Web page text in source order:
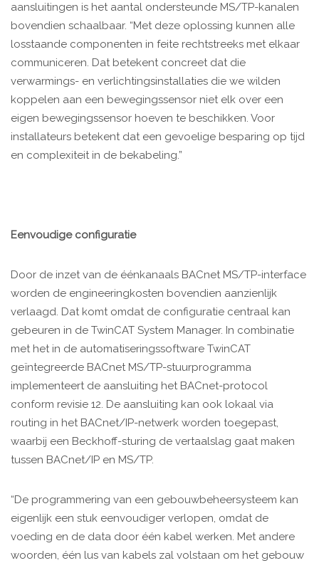
aansluitingen is het aantal ondersteunde MS/TP-kanalen
bovendien schaalbaar. “Met deze oplossing kunnen alle
losstaande componenten in feite rechtstreeks met elkaar
communiceren. Dat betekent concreet dat die
verwarmings- en verlichtingsinstallaties die we wilden
koppelen aan een bewegingssensor niet elk over een
eigen bewegingssensor hoeven te beschikken. Voor
installateurs betekent dat een gevoelige besparing op tijd
en complexiteit in de bekabeling.”
Eenvoudige configuratie
Door de inzet van de éénkanaals BACnet MS/TP-interface
worden de engineeringkosten bovendien aanzienlijk
verlaagd. Dat komt omdat de configuratie centraal kan
gebeuren in de TwinCAT System Manager. In combinatie
met het in de automatiseringssoftware TwinCAT
geïntegreerde BACnet MS/TP-stuurprogramma
implementeert de aansluiting het BACnet-protocol
conform revisie 12. De aansluiting kan ook lokaal via
routing in het BACnet/IP-netwerk worden toegepast,
waarbij een Beckhoff-sturing de vertaalslag gaat maken
tussen BACnet/IP en MS/TP.
“De programmering van een gebouwbeheersysteem kan
eigenlijk een stuk eenvoudiger verlopen, omdat de
voeding en de data door één kabel werken. Met andere
woorden, één lus van kabels zal volstaan om het gebouw